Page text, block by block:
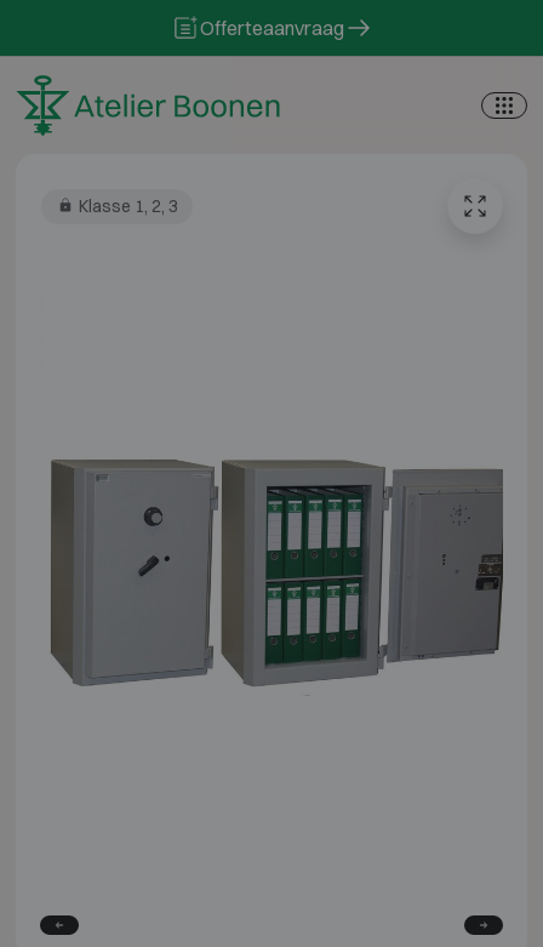
Offerteaanvraag
Klasse 1, 2, 3